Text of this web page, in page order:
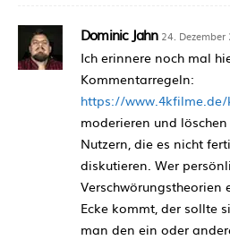
Dominic Jahn 24.
Ich erinnere noch mal
Kommentarregeln:
https://
moderieren und
Nutzern, die es nicht
diskutieren. Wer
Verschwörungstheorien
Ecke kommt, der sollte
man den ein oder